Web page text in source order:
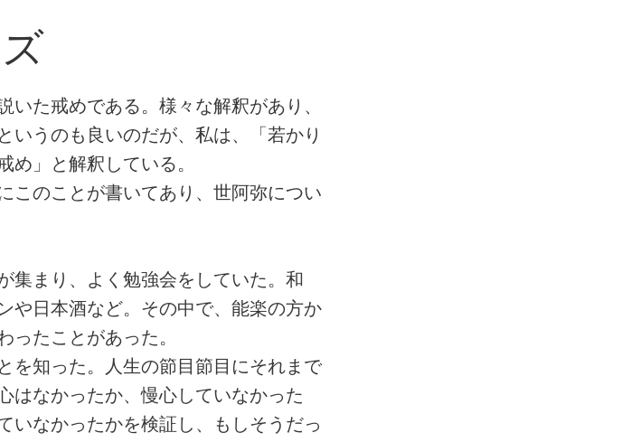
た戒めである。様々な解釈があり、
いうのも良いのだが、私は、「若かり
め」と解釈している。
このことが書いてあり、世阿弥につい
集まり、よく勉強会をしていた。和
や日本酒など。その中で、能楽の方か
ったことがあった。
を知った。人生の節目節目にそれまで
はなかったか、慢心していなかった
いなかったかを検証し、もしそうだっ